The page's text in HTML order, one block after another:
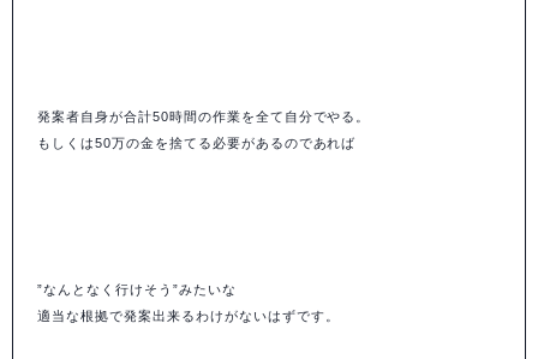
発案者自身が合計50時間の作業を全て自分でやる。
もしくは50万の金を捨てる 必要があるのであれば
”なんとなく行けそう”みたいな
適当な根拠で発案出来るわけがないはずです。